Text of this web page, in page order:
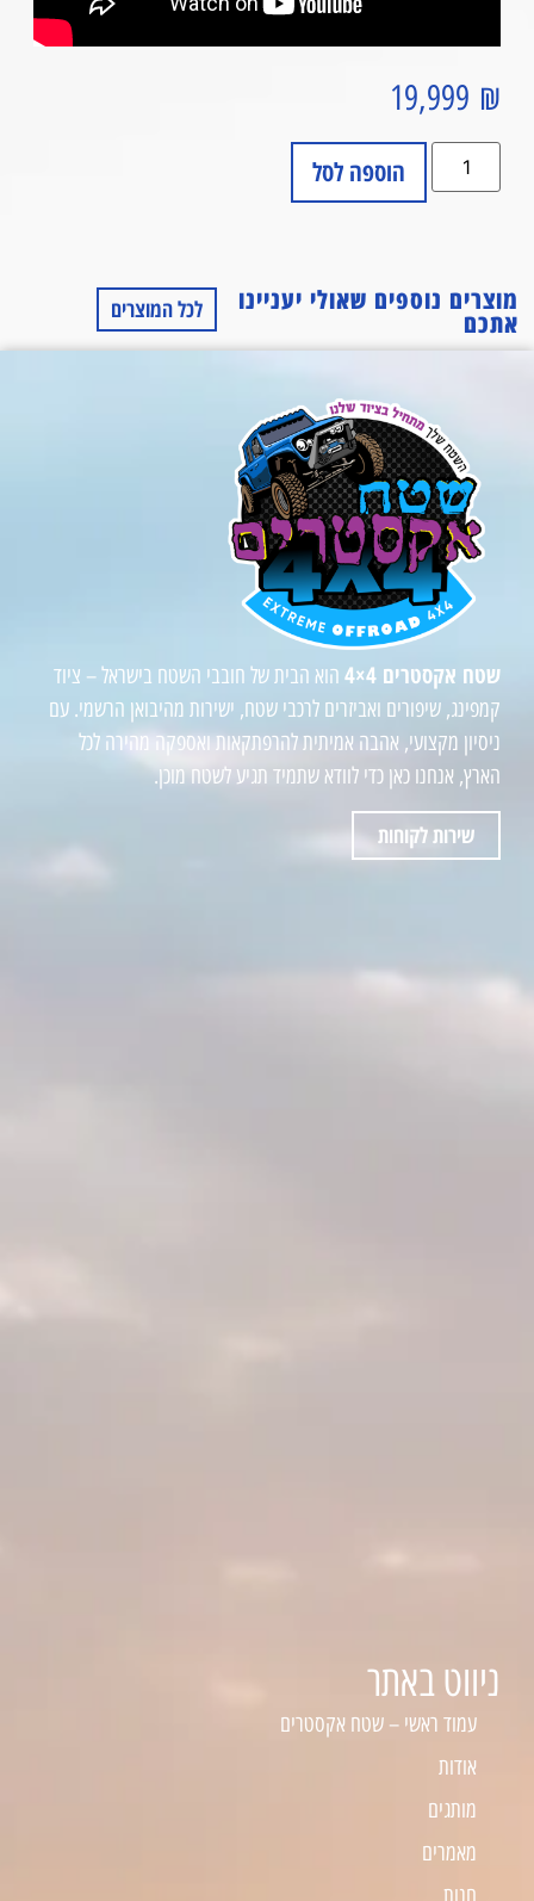
19,999 ₪
הוספה לסל
מוצרים נוספים שאולי יעניינו
אתכם לכל המוצרים
שטח אקסטרים 4×4
הוא הבית של חובבי השטח בישראל – ציוד
קמפינג, שיפורים ואביזרים לרכבי שטח, ישירות מהיבואן הרשמי. עם
ניסיון מקצועי, אהבה אמיתית להרפתקאות ואספקה מהירה לכל
הארץ, אנחנו כאן כדי לוודא שתמיד תגיע לשטח מוכן.
שירות לקוחות
ניווט באתר
עמוד ראשי – שטח אקסטרים
אודות
מותגים
מאמרים
חנות